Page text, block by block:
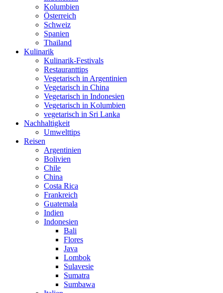
Kolumbien
Österreich
Schweiz
Spanien
Thailand
Kulinarik
Kulinarik-Festivals
Restauranttips
Vegetarisch in Argentinien
Vegetarisch in China
Vegetarisch in Indonesien
Vegetarisch in Kolumbien
vegetarisch in Sri Lanka
Nachhaltigkeit
Umwelttips
Reisen
Argentinien
Bolivien
Chile
China
Costa Rica
Frankreich
Guatemala
Indien
Indonesien
Bali
Flores
Java
Lombok
Sulavesie
Sumatra
Sumbawa